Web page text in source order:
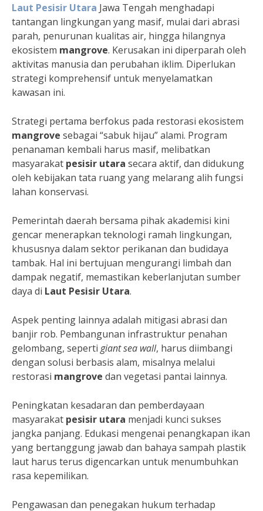
Laut Pesisir Utara Jawa Tengah menghadapi
tantangan lingkungan yang masif, mulai dari abrasi
parah, penurunan kualitas air, hingga hilangnya
ekosistem mangrove. Kerusakan ini diperparah oleh
aktivitas manusia dan perubahan iklim. Diperlukan
strategi komprehensif untuk menyelamatkan
kawasan ini.
Strategi pertama berfokus pada restorasi ekosistem
mangrove sebagai “sabuk hijau” alami. Program
penanaman kembali harus masif, melibatkan
masyarakat pesisir utara secara aktif, dan didukung
oleh kebijakan tata ruang yang melarang alih fungsi
lahan konservasi.
Pemerintah daerah bersama pihak akademisi kini
gencar menerapkan teknologi ramah lingkungan,
khususnya dalam sektor perikanan dan budidaya
tambak. Hal ini bertujuan mengurangi limbah dan
dampak negatif, memastikan keberlanjutan sumber
daya di Laut Pesisir Utara.
Aspek penting lainnya adalah mitigasi abrasi dan
banjir rob. Pembangunan infrastruktur penahan
gelombang, seperti giant sea wall, harus diimbangi
dengan solusi berbasis alam, misalnya melalui
restorasi mangrove dan vegetasi pantai lainnya.
Peningkatan kesadaran dan pemberdayaan
masyarakat pesisir utara menjadi kunci sukses
jangka panjang. Edukasi mengenai penangkapan ikan
yang bertanggung jawab dan bahaya sampah plastik
laut harus terus digencarkan untuk menumbuhkan
rasa kepemilikan.
Pengawasan dan penegakan hukum terhadap